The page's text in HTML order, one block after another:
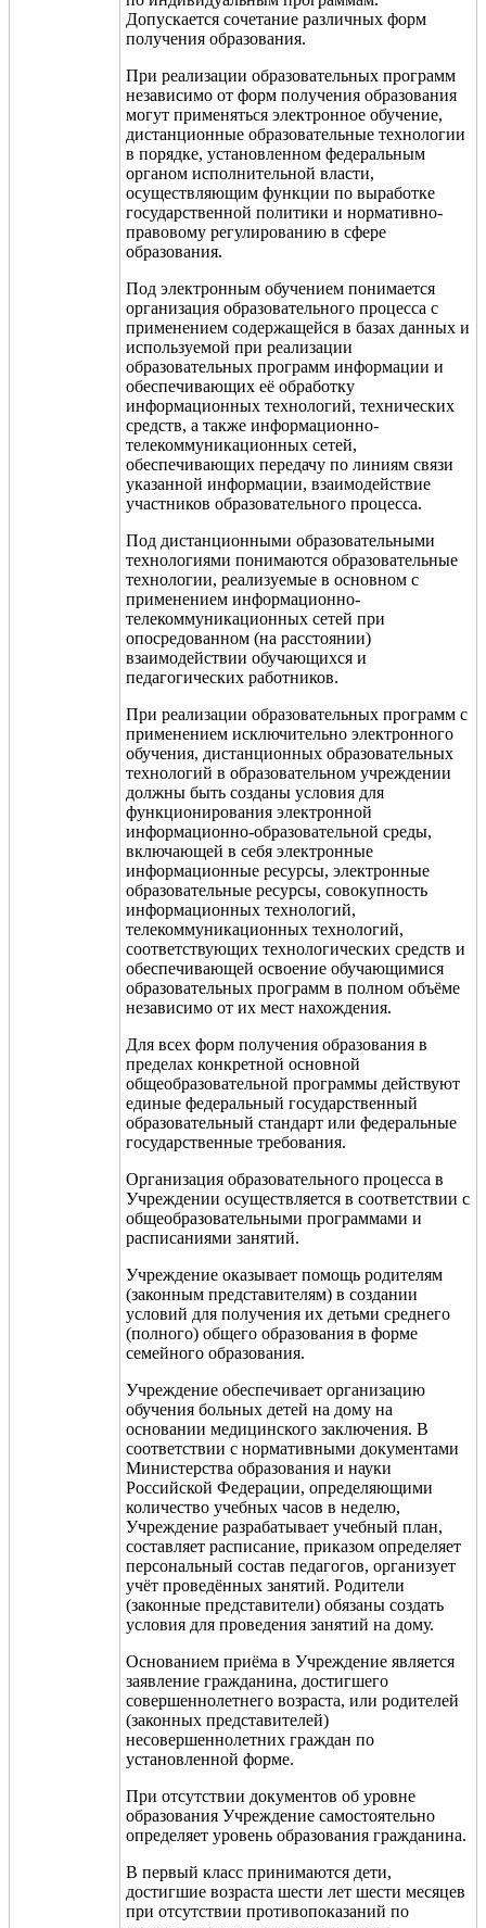
Допускается сочетание различных форм
получения образования.
При реализации образовательных программ
независимо от форм получения образования
могут применяться электронное обучение,
дистанционные образовательные технологии
в порядке, установленном федеральным
органом исполнительной власти,
осуществляющим функции по выработке
государственной политики и нормативно-
правовому регулированию в сфере
образования.
Под электронным обучением понимается
организация образовательного процесса с
применением содержащейся в базах данных и
используемой при реализации
образовательных программ информации и
обеспечивающих её обработку
информационных технологий, технических
средств, а также информационно­-
телекоммуникационных сетей,
обеспечивающих передачу по линиям связи
указанной информации, взаимодействие
участников образовательного процесса.
Под дистанционными образовательными
технологиями понимаются образовательные
технологии, реализуемые в основном с
применением информационно-
телекоммуникационных сетей при
опосредованном (на расстоянии)
взаимодействии обучающихся и
педагогических работников.
При реализации образовательных программ с
применением исключительно электронного
обучения, дистанционных образовательных
технологий в образовательном учреждении
должны быть созданы условия для
функционирования электронной
информационно-образовательной среды,
включающей в себя электронные
информационные ресурсы, электронные
образовательные ресурсы, совокупность
информационных технологий,
телекоммуникационных технологий,
соответствующих технологических средств и
обеспечивающей освоение обучающимися
образовательных программ в полном объёме
независимо от их мест нахождения.
Для всех форм получения образования в
пределах конкретной основной
общеобразовательной программы действуют
единые федеральный государственный
образовательный стандарт или федеральные
государственные требования.
Организация образовательного процесса в
Учреждении осуществляется в соответствии с
общеобразовательными программами и
расписаниями занятий.
Учреждение оказывает помощь родителям
(законным представителям) в создании
условий для получения их детьми среднего
(полного) общего образования в форме
семейного образования.
Учреждение обеспечивает организацию
обучения больных детей на дому на
основании медицинского заключения. В
соответствии с нормативными документами
Министерства образования и науки
Российской Федерации, определяющими
количество учебных часов в неделю,
Учреждение разрабатывает учебный план,
составляет расписание, приказом определяет
персональный состав педагогов, организует
учёт проведённых занятий. Родители
(законные представители) обязаны создать
условия для проведения занятий на дому.
Основанием приёма в Учреждение является
заявление гражданина, достигшего
совершеннолетнего возраста, или родителей
(законных представителей)
несовершеннолетних граждан по
установленной форме.
При отсутствии документов об уровне
образования Учреждение самостоятельно
определяет уровень образования гражданина.
В первый класс принимаются дети,
достигшие возраста шести лет шести месяцев
при отсутствии противопоказаний по